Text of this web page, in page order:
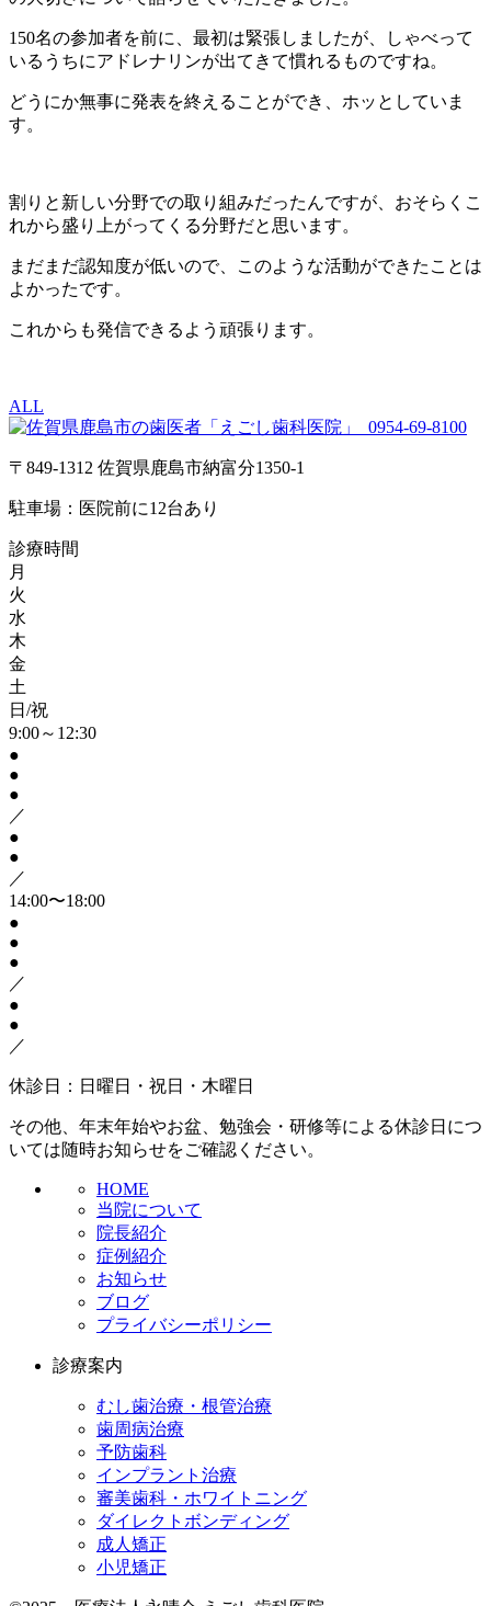
150名の参加者を前に、最初は緊張しましたが、しゃべって
いるうちにアドレナリンが出てきて慣れるものですね。
どうにか無事に発表を終えることができ、ホッとしていま
す。
割りと新しい分野での取り組みだったんですが、おそらくこ
れから盛り上がってくる分野だと思います。
まだまだ認知度が低いので、このような活動ができたことは
よかったです。
これからも発信できるよう頑張ります。
ALL
0954-69-8100
〒849-1312 佐賀県鹿島市納富分1350-1
駐車場：医院前に12台あり
診療時間
月
火
水
木
金
土
日/祝
9:00～12:30
●
●
●
／
●
●
／
14:00〜18:00
●
●
●
／
●
●
／
休診日：日曜日・祝日・木曜日
その他、年末年始やお盆、勉強会・研修等による休診日につ
いては随時お知らせをご確認ください。
HOME
当院について
院長紹介
症例紹介
お知らせ
ブログ
プライバシーポリシー
診療案内
むし歯治療・根管治療
歯周病治療
予防歯科
インプラント治療
審美歯科・ホワイトニング
ダイレクトボンディング
成人矯正
小児矯正